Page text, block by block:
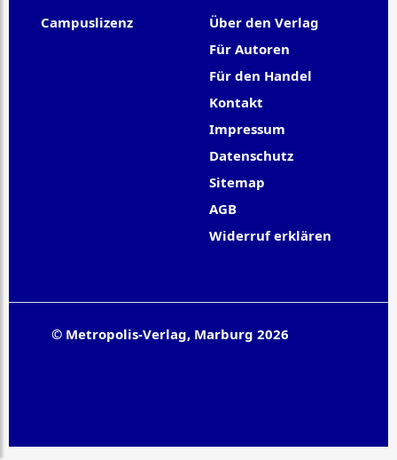
Campuslizenz
Über den Verlag
Für Autoren
Für den Handel
Kontakt
Impressum
Datenschutz
Sitemap
AGB
Widerruf erklären
© Metropolis-Verlag, Marburg 2026